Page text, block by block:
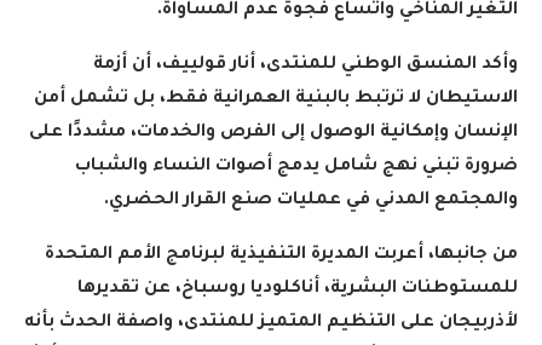
التغير المناخي واتساع فجوة عدم المساواة.
وأكد المنسق الوطني للمنتدى، أنار قولييف، أن أزمة
الاستيطان لا ترتبط بالبنية العمرانية فقط، بل تشمل أمن
الإنسان وإمكانية الوصول إلى الفرص والخدمات، مشددًا على
ضرورة تبني نهج شامل يدمج أصوات النساء والشباب
والمجتمع المدني في عمليات صنع القرار الحضري.
من جانبها، أعربت المديرة التنفيذية لبرنامج الأمم المتحدة
للمستوطنات البشرية، أناكلوديا روسباخ، عن تقديرها
لأذربيجان على التنظيم المتميز للمنتدى، واصفة الحدث بأنه